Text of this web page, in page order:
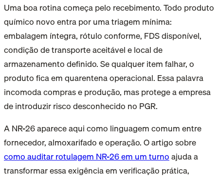
Uma boa rotina começa pelo recebimento. Todo produto
químico novo entra por uma triagem mínima:
embalagem íntegra, rótulo conforme, FDS disponível,
condição de transporte aceitável e local de
armazenamento definido. Se qualquer item falhar, o
produto fica em quarentena operacional. Essa palavra
incomoda compras e produção, mas protege a empresa
de introduzir risco desconhecido no PGR.
A NR-26 aparece aqui como linguagem comum entre
fornecedor, almoxarifado e operação. O artigo sobre
como auditar rotulagem NR-26 em um turnoajuda a
transformar essa exigência em verificação prática,